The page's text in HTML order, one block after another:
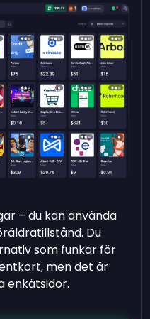
– du kan använda
Du
som funkar för
men det är
enkätsidor.